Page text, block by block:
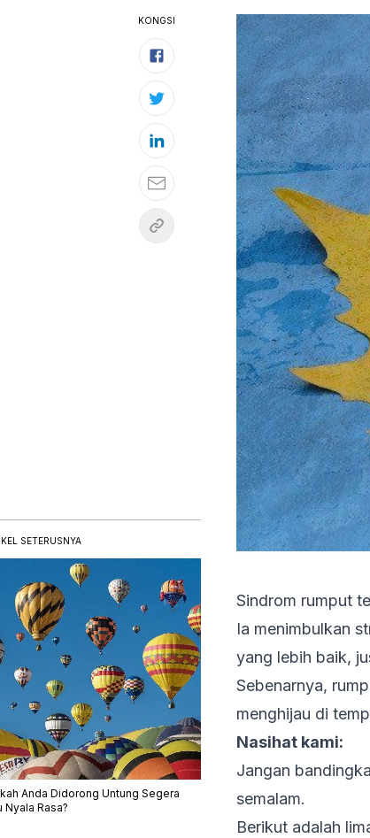
Sindrom rumput
Ia menimbulkan
yang lebih baik,
Sebenarnya,
menghijau di
Nasihat kami:
Jangan
semalam.
Berikut adalah
SETERUSNYA
Anda Didorong Untung Segera
Nyala Rasa?
KONGSI